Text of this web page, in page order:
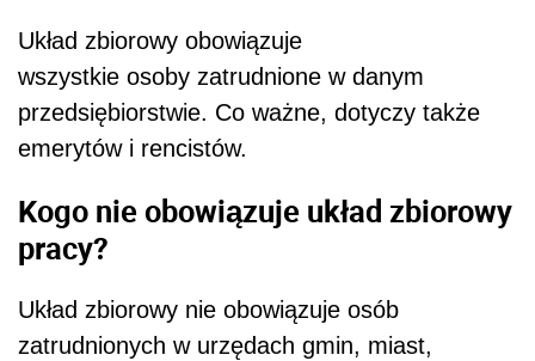
Układ zbiorowy obowiązuje
wszystkie osoby zatrudnione w danym
przedsiębiorstwie. Co ważne, dotyczy także
emerytów i rencistów.
Kogo nie obowiązuje układ zbiorowy
pracy?
Układ zbiorowy nie obowiązuje osób
zatrudnionych w urzędach gmin, miast,